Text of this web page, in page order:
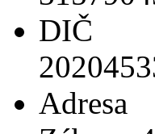
DIČ
Adresa